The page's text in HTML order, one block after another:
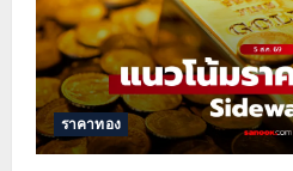
ราคาทอง